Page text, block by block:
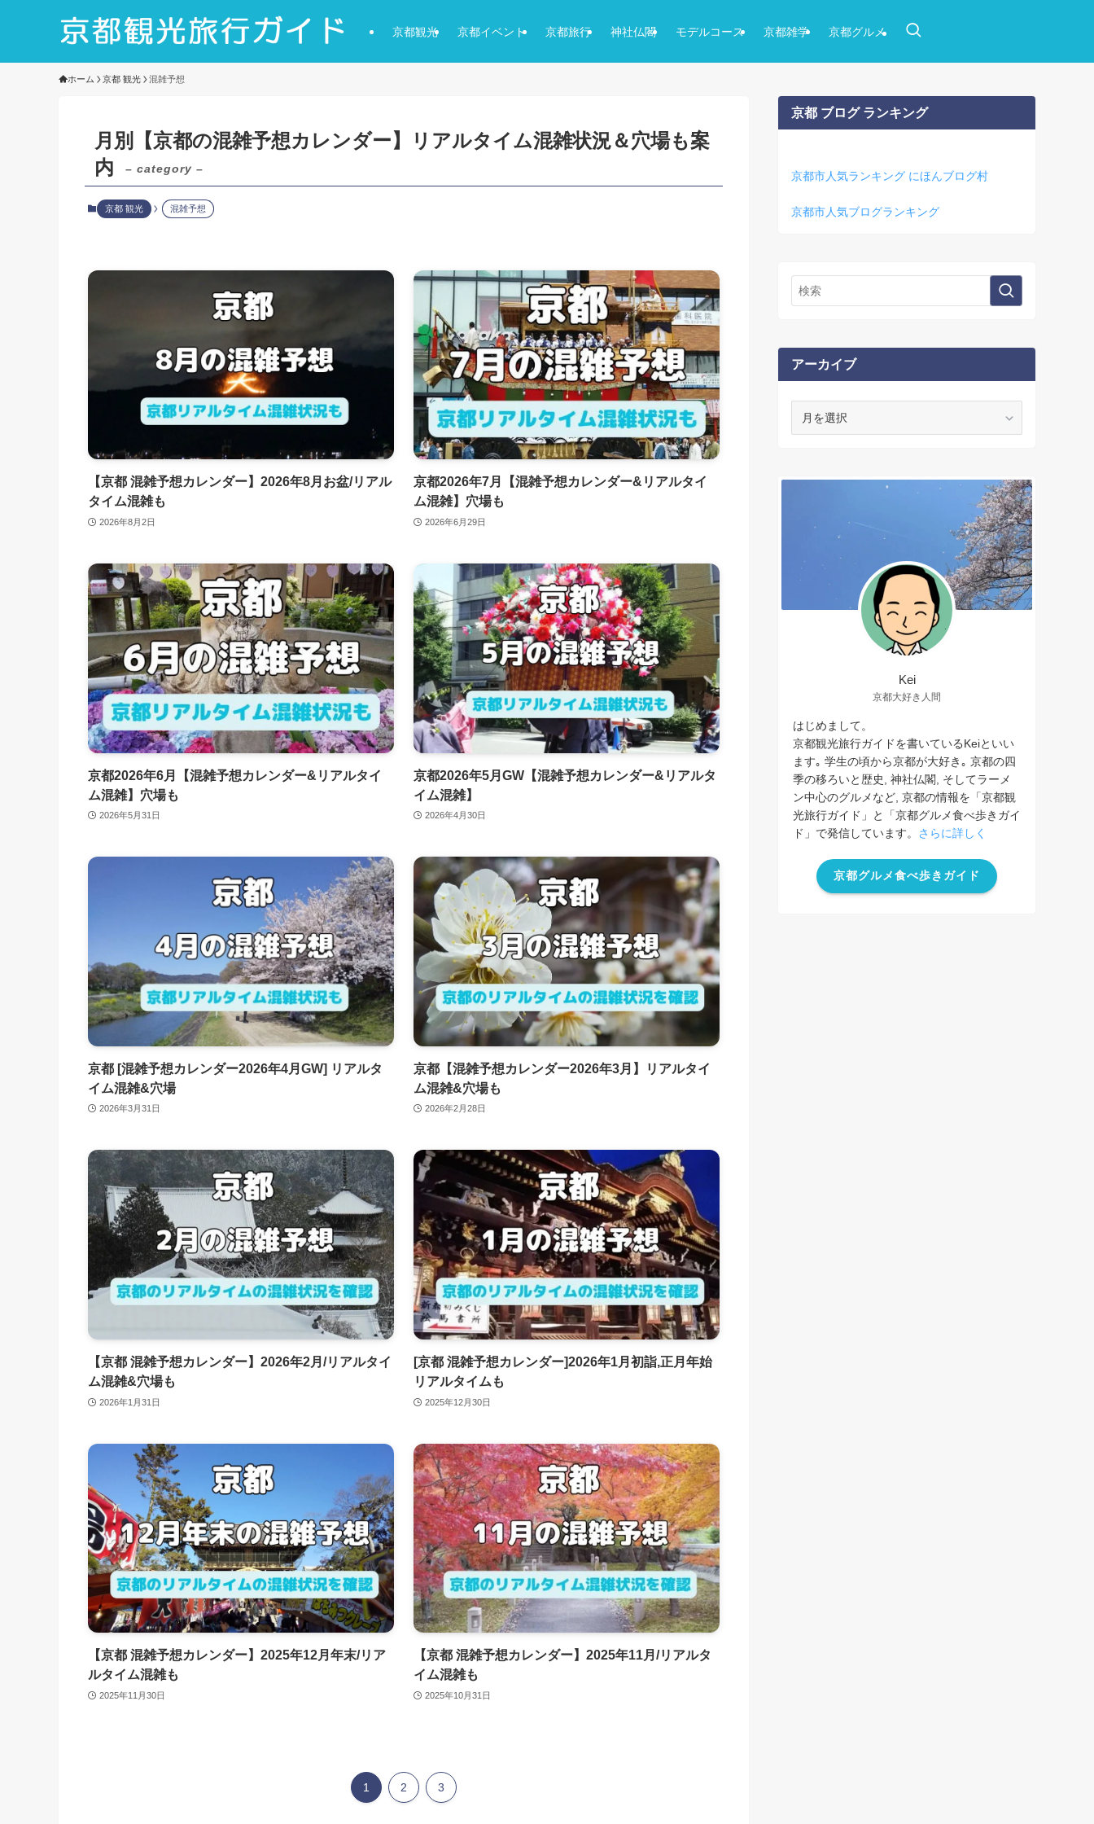
京都観光 京都イベント 京都旅行 神社仏閣 モデルコース 京都雑学 京都グルメ
ホーム 京都 観光 混雑予想
月別【京都の混雑予想カレンダー】リアルタイム混雑状況＆穴場も案
内
– category –
京都 観光 混雑予想
【京都 混雑予想カレンダー】2026年8月お盆/リアル
タイム混雑も
2026年8月2日
京都2026年7月【混雑予想カレンダー&リアルタイ
ム混雑】穴場も
2026年6月29日
京都2026年6月【混雑予想カレンダー&リアルタイ
ム混雑】穴場も
2026年5月31日
京都2026年5月GW【混雑予想カレンダー&リアルタ
イム混雑】
2026年4月30日
京都 [混雑予想カレンダー2026年4月GW] リアルタ
イム混雑&穴場
2026年3月31日
京都【混雑予想カレンダー2026年3月】リアルタイ
ム混雑&穴場も
2026年2月28日
【京都 混雑予想カレンダー】2026年2月/リアルタイ
ム混雑&穴場も
2026年1月31日
[京都 混雑予想カレンダー]2026年1月初詣,正月年始
リアルタイムも
2025年12月30日
【京都 混雑予想カレンダー】2025年12月年末/リア
ルタイム混雑も
2025年11月30日
【京都 混雑予想カレンダー】2025年11月/リアルタ
イム混雑も
2025年10月31日
1 2 3
京都 ブログ ランキング
京都市人気ランキング にほんブログ村
京都市人気ブログランキング
アーカイブ
ブ
Kei
京都大好き人間
はじめまして。
京都観光旅行ガイドを書いているKeiといい
ます｡ 学生の頃から京都が大好き｡ 京都の四
季の移ろいと歴史, 神社仏閣, そしてラーメ
ン中心のグルメなど, 京都の情報を「京都観
光旅行ガイド」と「京都グルメ食べ歩きガイ
ド」で発信しています。
さらに詳しく
京都グルメ食べ歩きガイド